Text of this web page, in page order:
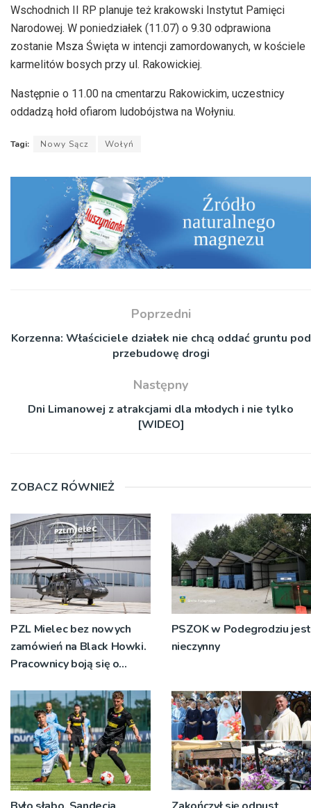
Wschodnich II RP planuje też krakowski Instytut Pamięci
Narodowej. W poniedziałek (11.07) o 9.30 odprawiona
zostanie Msza Święta w intencji zamordowanych, w kościele
karmelitów bosych przy ul. Rakowickiej.
Następnie o 11.00 na cmentarzu Rakowickim, uczestnicy
oddadzą hołd ofiarom ludobójstwa na Wołyniu.
Tagi: Nowy Sącz Wołyń
Poprzedni
Korzenna: Właściciele działek nie chcą oddać gruntu pod
przebudowę drogi
Następny
Dni Limanowej z atrakcjami dla młodych i nie tylko
[WIDEO]
ZOBACZ RÓWNIEŻ
PZL Mielec bez nowych
zamówień na Black Howki.
Pracownicy boją się o
PSZOK w Podegrodziu jest
nieczynny